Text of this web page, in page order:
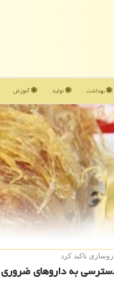
بهداشت تولید آموزش
تاكید كرد
به داروهای